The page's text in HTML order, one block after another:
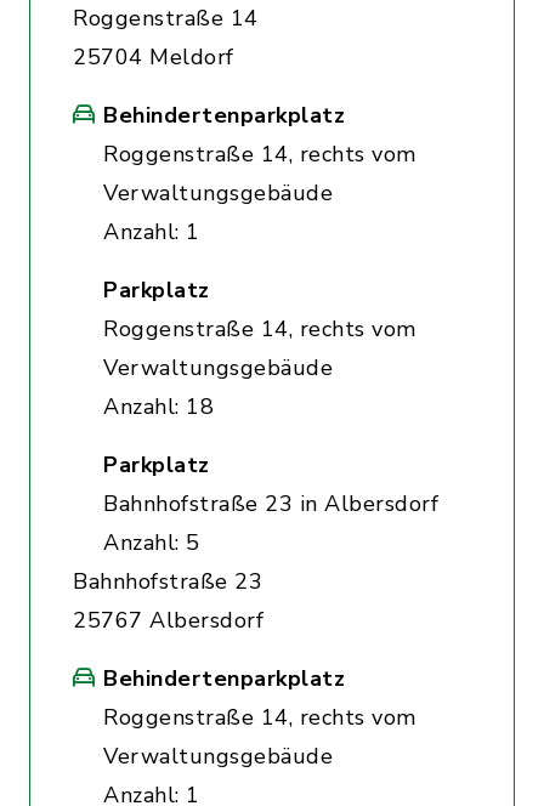
Roggenstraße 14
25704 Meldorf
Behindertenparkplatz
Roggenstraße 14, rechts vom
Verwaltungsgebäude
Anzahl: 1
Parkplatz
Roggenstraße 14, rechts vom
Verwaltungsgebäude
Anzahl: 18
Parkplatz
Bahnhofstraße 23 in Albersdorf
Anzahl: 5
Bahnhofstraße 23
25767 Albersdorf
Behindertenparkplatz
Roggenstraße 14, rechts vom
Verwaltungsgebäude
Anzahl: 1